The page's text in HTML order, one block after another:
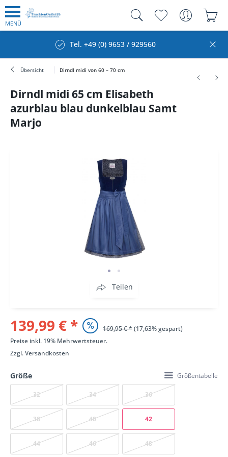
MENÜ
Tel. +49 (0) 9653 / 929560
Übersicht Dirndl midi von 60 – 70 cm
Dirndl midi 65 cm Elisabeth
azurblau blau dunkelblau Samt
Marjo
Teilen
139,99 € * 169,95 € *(17,63% gespart)
Preise inkl. 19% Mehrwertsteuer.
Zzgl.Versandkosten
Größe Größentabelle
32 34 36
38 40 42
44 46 48